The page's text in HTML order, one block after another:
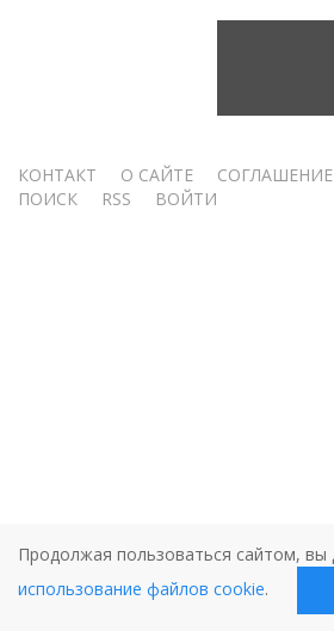
Меню
КОНТАКТ О САЙТЕ СОГЛАШЕНИЕ
ПОИСК
RSS ВОЙТИ
Продолжая пользоваться сайтом, вы
использование файлов cookie.